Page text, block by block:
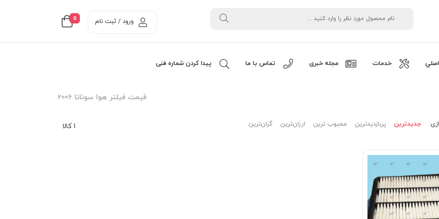
0 ورود / ثبت نام
خدمات مجله خبری تماس با ما پیدا کردن شماره فنی
قیمت فیلتر هوا سوناتا 2006
1 کالا جدیدترین پربازدیدترین محبوب ترین ارزان‌ترین گران‌ترین